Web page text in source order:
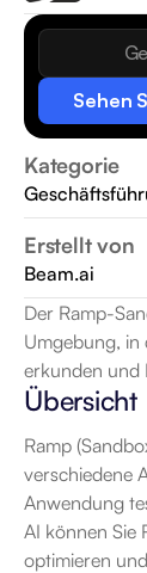
Sehen
Kategorie
Erstellt von
Beam.ai
Der Ramp-
Umgebung, in
erkunden und
Übersicht
Ramp
verschiedene
Anwendung
AI können Sie
optimieren